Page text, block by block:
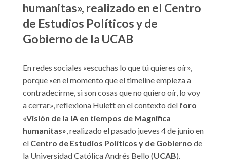
humanitas», realizado en el Centro
de Estudios Políticos y de
Gobierno de la UCAB
En redes sociales «escuchas lo que tú quieres oír»,
porque «en el momento que el timeline empieza a
contradecirme, si son cosas que no quiero oír, lo voy
a cerrar», reflexiona Hulett en el contexto del foro
«Visión de la IA en tiempos de Magnifica
humanitas», realizado el pasado jueves 4 de junio en
el Centro de Estudios Políticos y de Gobierno de
la Universidad Católica Andrés Bello (UCAB).